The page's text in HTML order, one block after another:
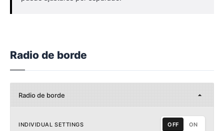
Radio de borde
Radio de borde
INDIVIDUAL SETTINGS OFF ON